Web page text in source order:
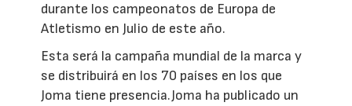
durante los campeonatos de Europa de
Atletismo en Julio de este año.
Esta será la campaña mundial de la marca y
se distribuirá en los 70 países en los que
Joma tiene presencia.Joma ha publicado un